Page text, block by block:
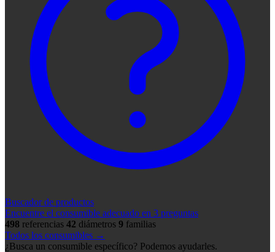
Buscador de productos
Encuentre el consumible adecuado en 3 preguntas
498 referencias 42 diámetros 9 familias
Todos los consumibles →
¿Busca un consumible específico? Podemos ayudarles.